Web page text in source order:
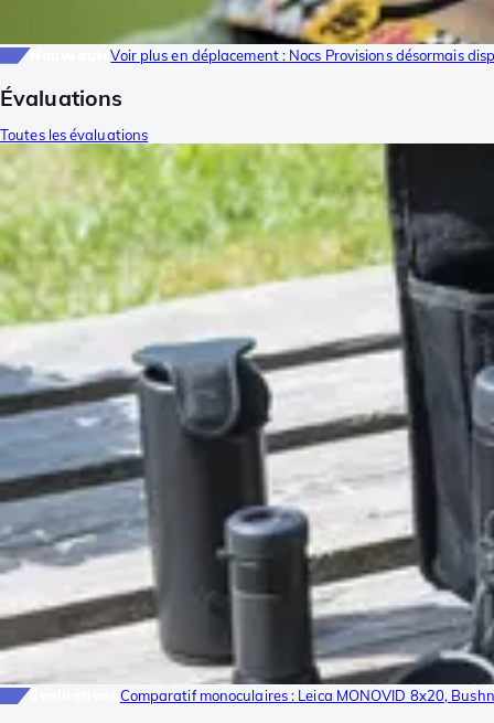
NouveautéVoir plus en déplacement : Nocs Provisions désormais
Évaluations
Toutes les évaluations
Comparatif monoculaires : Leica MONOVID 8x20,